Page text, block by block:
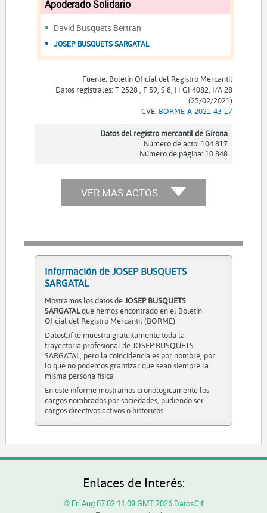
Apoderado Solidario
David Busquets Bertran
JOSEP BUSQUETS SARGATAL
Fuente: Boletín Oficial del Registro Mercantil
Datos registrales: T 2528 , F 59, S 8, H GI 4082, I/A 28
(25/02/2021)
CVE: BORME-A-2021-43-17
Datos del registro mercantil de Girona
Número de acto: 104.817
Número de página: 10.848
VER MAS ACTOS
Información de JOSEP BUSQUETS
SARGATAL
Mostramos los datos deJOSEP BUSQUETS
SARGATALque hemos encontrado en el Boletín
Oficial del Registro Mercantil (BORME)
DatosCif te muestra gratuitamente toda la
trayectoria profesional de JOSEP BUSQUETS
SARGATAL, pero la coincidencia es por nombre, por
lo que no podemos grantizar que sean siempre la
misma persona física
En este informe mostramos cronológicamente los
cargos nombrados por sociedades, pudiendo ser
cargos directivos activos o históricos
Enlaces de Interés:
© Fri Aug 07 02:11:09 GMT 2026 DatosCif